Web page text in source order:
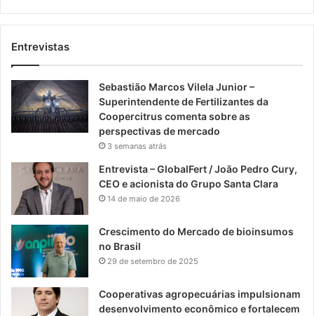
Entrevistas
Sebastião Marcos Vilela Junior –
Superintendente de Fertilizantes da
Coopercitrus comenta sobre as
perspectivas de mercado
3 semanas atrás
Entrevista – GlobalFert / João Pedro Cury,
CEO e acionista do Grupo Santa Clara
14 de maio de 2026
Crescimento do Mercado de bioinsumos
no Brasil
29 de setembro de 2025
Cooperativas agropecuárias impulsionam
desenvolvimento econômico e fortalecem